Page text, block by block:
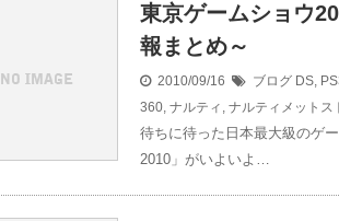
東京ゲームショウ
報まとめ～
2010/09/16 ブログ DS,
360, ナルティ , ナルティメットス
待ちに待った日本最大級のゲ
2010」がいよいよ…